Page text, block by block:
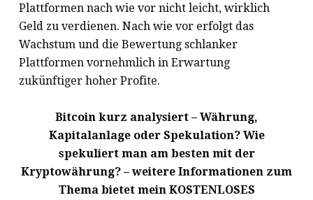
Plattformen nach wie vor nicht leicht, wirklich
Geld zu verdienen. Nach wie vor erfolgt das
Wachstum und die Bewertung schlanker
Plattformen vornehmlich in Erwartung
zukünftiger hoher Profite.
Bitcoin kurz analysiert – Währung,
Kapitalanlage oder Spekulation? Wie
spekuliert man am besten mit der
Kryptowährung? – weitere Informationen zum
Thema bietet mein KOSTENLOSES